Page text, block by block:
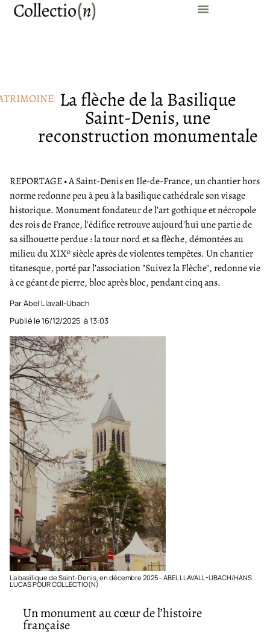
La flèche de la Basilique
Saint-Denis, une
reconstruction monumentale
REPORTAGE • A Saint-Denis en Ile-de-France, un chantier hors
norme redonne peu à peu à la basilique cathédrale son visage
historique. Monument fondateur de l’art gothique et nécropole
des rois de France, l’édifice retrouve aujourd’hui une partie de
sa silhouette perdue : la tour nord et sa flèche, démontées au
milieu du XIXᵉ siècle après de violentes tempêtes. Un chantier
titanesque, porté par l’association "Suivez la Flèche", redonne vie
à ce géant de pierre, bloc après bloc, pendant cinq ans.
Par Abel Llavall-Ubach
Publié le16/12/2025 à13:03
La basilique de Saint-Denis, en décembre 2025 - ABEL LLAVALL-UBACH/HANS
LUCAS POUR COLLECTIO(N)
Un monument au cœur de l’histoire
française